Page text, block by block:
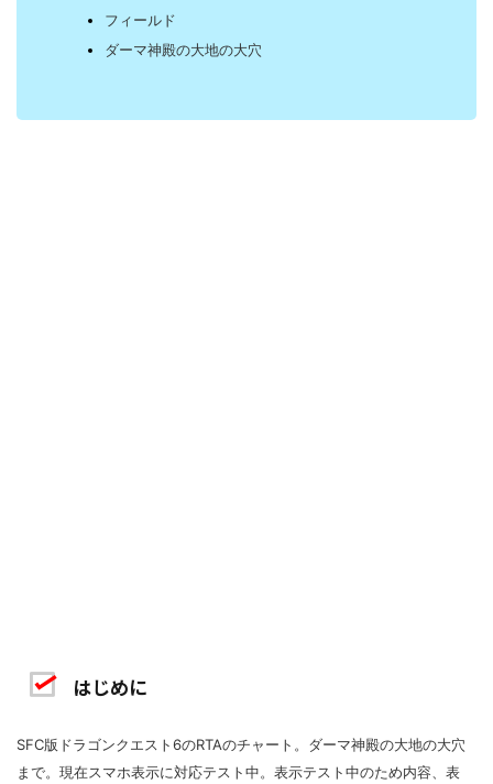
フィールド
ダーマ神殿の大地の大穴
はじめに
SFC版ドラゴンクエスト6のRTAのチャート。ダーマ神殿の大地の大穴
まで。現在スマホ表示に対応テスト中。表示テスト中のため内容、表